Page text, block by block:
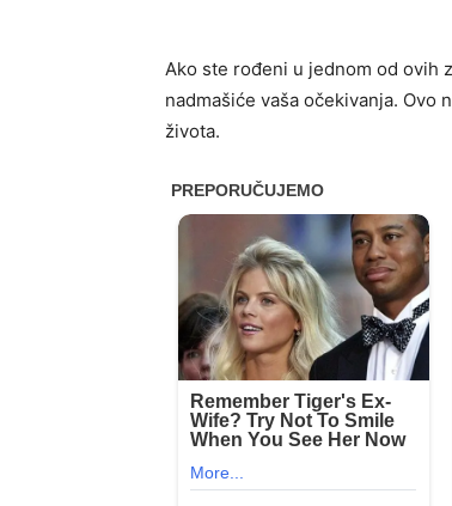
Ako ste rođeni u jednom od ovih
nadmašiće vaša očekivanja.
života.